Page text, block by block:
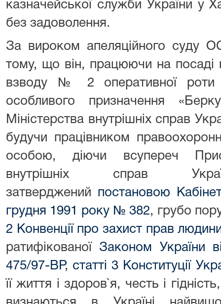
казначейської служби України у
без задоволення.
За вироком апеляційного суду
тому, що він, працюючи на посаді
взводу № 2 оперативної роти
особливого призначення
Міністерства внутрішніх справ
будучи працівником
особою, діючи всупереч
внутрішніх справ
затверджений постановою
грудня 1991 року № 382, грубо
2 Конвенції про захист прав
ратифікованої Законом України
475/97-ВР, статті 3 Конституції
її життя і здоров`я, честь і